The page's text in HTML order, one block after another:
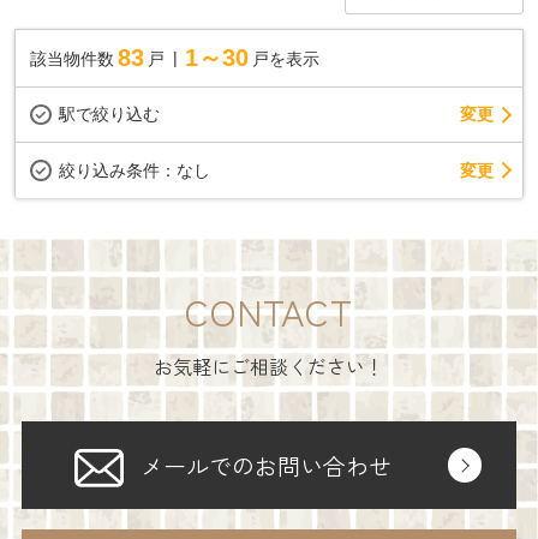
該当物件数 83 戸 1～30 戸を表示
駅で絞り込む 変更
絞り込み条件： なし 変更
CONTACT
お気軽にご相談ください！
メールでのお問い合わせ